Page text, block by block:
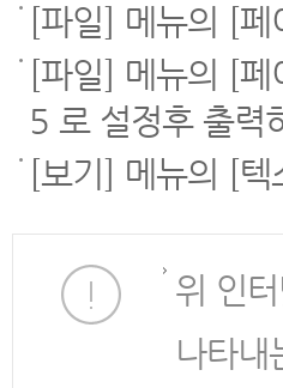
[파일] 메뉴의 [
[파일] 메뉴의 [
5 로 설정후 출력
[보기] 메뉴의 [
위 인
나타내